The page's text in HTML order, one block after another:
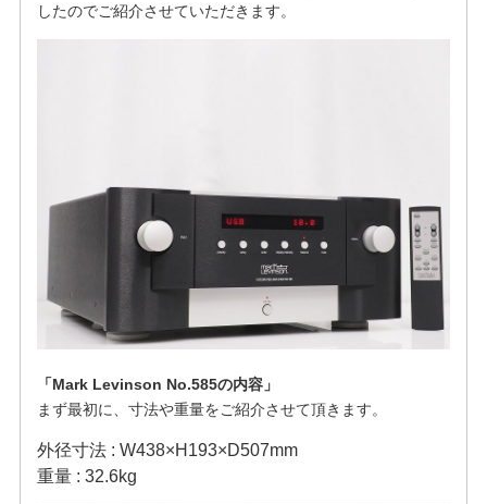
したのでご紹介させていただきます。
「Mark Levinson No.585の内容」
まず最初に、寸法や重量をご紹介させて頂きます。
外径寸法 : W438×H193×D507mm
重量 : 32.6kg